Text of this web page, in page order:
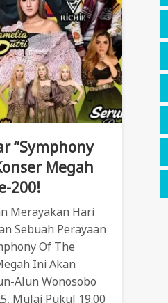
“Symphony
Megah
200!
Merayakan Hari
Sebuah Perayaan
Of The
Ini Akan
Alun Wonosobo
Mulai Pukul 19.00